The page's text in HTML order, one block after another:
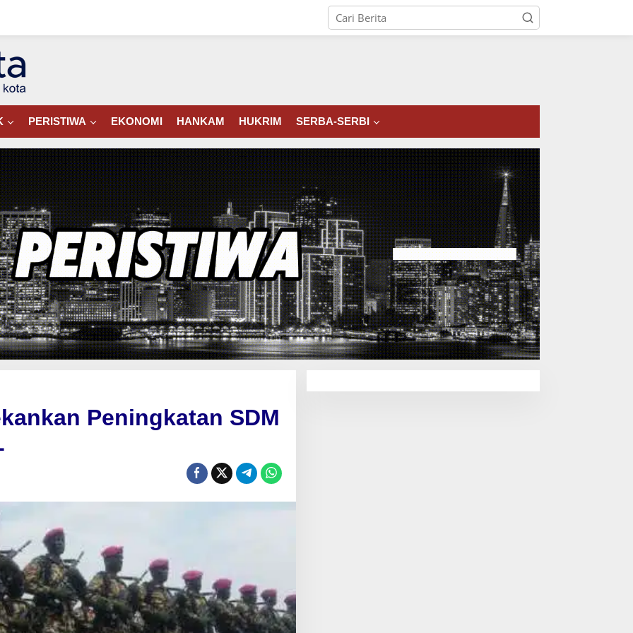
PERISTIWA EKONOMI HANKAM HUKRIM SERBA-SERBI
Peningkatan SDM